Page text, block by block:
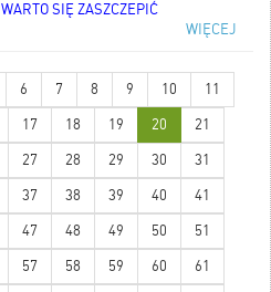
WARTO SIĘ ZASZCZEPIĆ
WIĘCEJ
6 7 8 9 10 11
17 18 19 20 21
27 28 29 30 31
37 38 39 40 41
47 48 49 50 51
57 58 59 60 61